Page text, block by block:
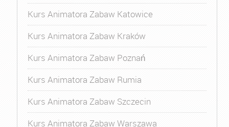
Kurs Animatora Zabaw Katowice
Kurs Animatora Zabaw Kraków
Kurs Animatora Zabaw Poznań
Kurs Animatora Zabaw Rumia
Kurs Animatora Zabaw Szczecin
Kurs Animatora Zabaw Warszawa